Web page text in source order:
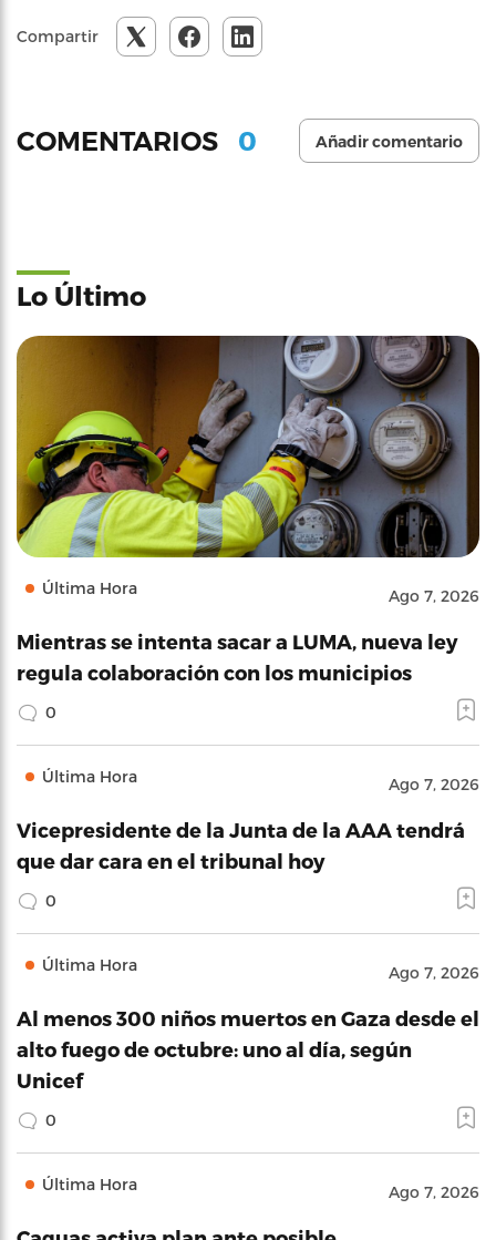
Compartir
COMENTARIOS 0 Añadir comentario
Lo Último
Última Hora Ago 7, 2026
Mientras se intenta sacar a LUMA, nueva ley
regula colaboración con los municipios
0
Última Hora Ago 7, 2026
Vicepresidente de la Junta de la AAA tendrá
que dar cara en el tribunal hoy
0
Última Hora Ago 7, 2026
Al menos 300 niños muertos en Gaza desde el
alto fuego de octubre: uno al día, según
Unicef
0
Última Hora Ago 7, 2026